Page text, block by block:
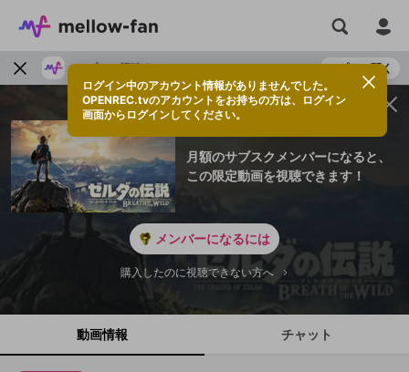
アプリで視聴する アプリで開く
月額のサブスクメンバーになると、
この限定動画を視聴できます！
メンバーになるには
購入したのに視聴できない方へ
動画情報 チャット
ログイン中のアカウント情報がありませんでした。
OPENREC.tvのアカウントをお持ちの方は、ログイン
画面からログインしてください。